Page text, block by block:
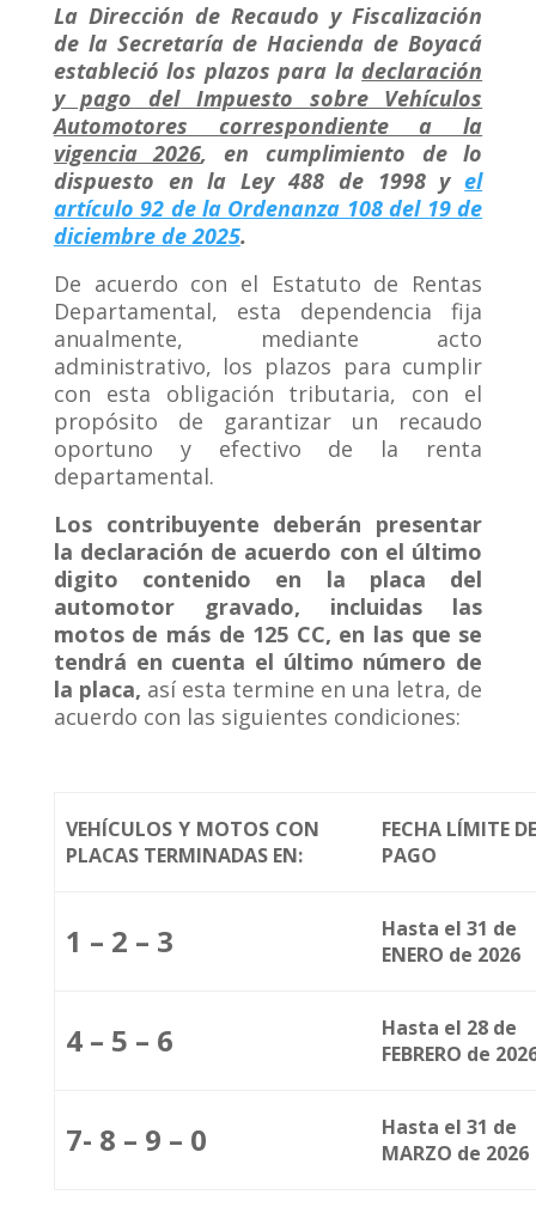
La Dirección de Recaudo y Fiscalización
de la Secretaría de Hacienda de Boyacá
estableció los plazos para ladeclaración
y pago del Impuesto sobre Vehículos
Automotores correspondiente a la
vigencia 2026, en cumplimiento de lo
dispuesto en la Ley 488 de 1998 yel
artículo 92 de la Ordenanza 108 del 19 de
diciembre de 2025.
De acuerdo con el Estatuto de Rentas
Departamental, esta dependencia fija
anualmente, mediante acto
administrativo, los plazos para cumplir
con esta obligación tributaria, con el
propósito de garantizar un recaudo
oportuno y efectivo de la renta
departamental.
Loscontribuyente deberán presentar
la declaración de acuerdo con el último
digito contenido en la placa del
automotor gravado, incluidas las
motos de más de 125 CC, en las que se
tendrá en cuenta el último número de
la placa, así esta termine en una letra, de
acuerdo con las siguientes condiciones:
VEHÍCULOS Y MOTOS CON
PLACAS TERMINADAS EN:
FECHA LÍMITE
PAGO
1 – 2 – 3
Hasta el 31 de
ENERO de 2026
4 – 5 – 6
Hasta el 28 de
FEBRERO de
7- 8 – 9 – 0
Hasta el 31 de
MARZO de 2026